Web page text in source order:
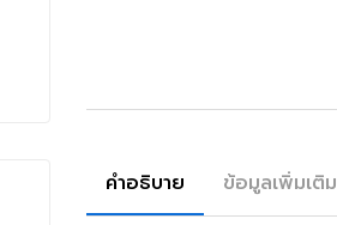
คำอธิบาย ข้อมูลเพิ่มเติม